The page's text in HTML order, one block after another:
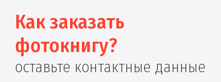
Как заказать
фотокнигу?
оставьте контактные данные